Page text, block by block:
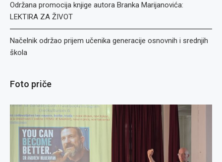
Održana promocija knjige autora Branka Marijanovića:
LEKTIRA ZA ŽIVOT
Načelnik održao prijem učenika generacije osnovnih i srednjih
škola
Foto priče